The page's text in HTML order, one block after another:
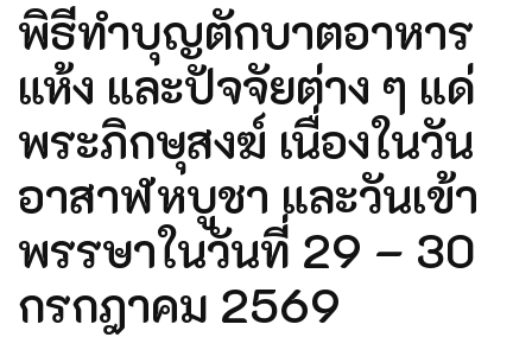
พิธีทำบุญตักบาตอาหาร
แห้ง และปัจจัยต่าง ๆ แด่
พระภิกษุสงฆ์ เนื่องในวัน
อาสาฬหบูชา และวันเข้า
พรรษาในวันที่ 29 – 30
กรกฎาคม 2569